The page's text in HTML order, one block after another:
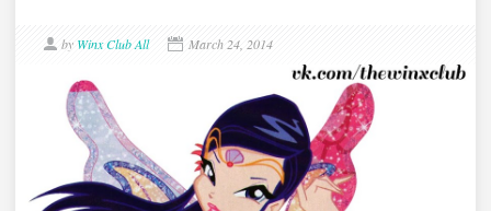
by Winx Club All March 24, 2014